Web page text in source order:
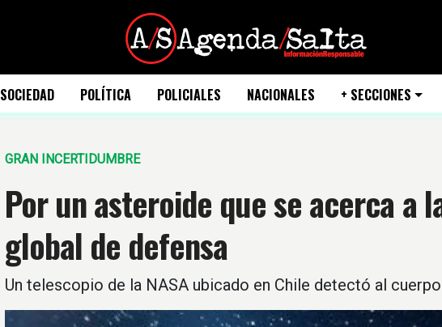
SOCIEDAD POLÍTICA POLICIALES NACIONALES + SECCIONES
GRAN INCERTIDUMBRE
Por un asteroide que se acerca a
global de defensa
Un telescopio de la NASA ubicado en Chile detectó al